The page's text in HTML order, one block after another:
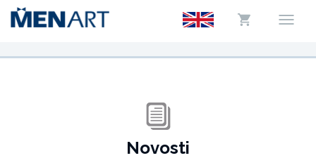
Novosti